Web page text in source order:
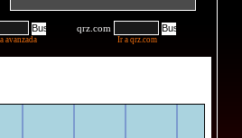
avanzada
qrz.com
Ir a qrz.com
OR PR QR RR